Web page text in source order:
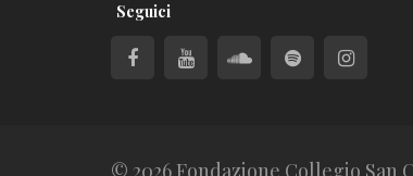
Seguici
© 2026 Fondazione Collegio San